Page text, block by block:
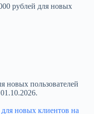
рублей для новых
новых пользователей